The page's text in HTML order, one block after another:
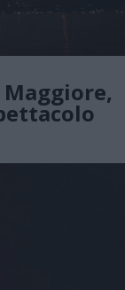
Maggiore,